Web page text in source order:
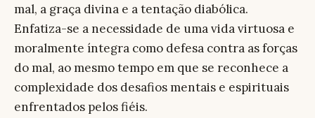
mal, a graça divina e a tentação diabólica.
Enfatiza-se a necessidade de uma vida virtuosa e
moralmente íntegra como defesa contra as forças
do mal, ao mesmo tempo em que se reconhece a
complexidade dos desafios mentais e espirituais
enfrentados pelos fiéis.